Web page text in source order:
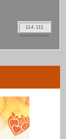
114.111
SUSCRIPTORES